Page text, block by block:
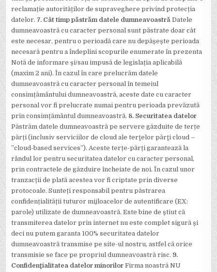
reclamație autorităților de supraveghere privind protecția
datelor. 7. Cât timp păstrăm datele dumneavoastră Datele
dumneavoastră cu caracter personal sunt păstrate doar cât
este necesar, pentru o perioadă care nu depășește perioada
necesară pentru a îndeplini scopurile enumerate în prezenta
Notă de informare și/sau impusă de legislația aplicabilă
(maxim 2 ani). În cazul în care prelucrăm datele
dumneavoastră cu caracter personal în temeiul
consimțământului dumneavoastră, aceste date cu caracter
personal vor fi prelucrate numai pentru perioada prevăzută
prin consimțământul dumneavoastră. 8. Securitatea datelor
Păstrăm datele dumneavoastră pe servere găzduite de terțe
părți (inclusiv serviciilor de cloud ale terţelor părţi cloud –
”cloud-based services”). Aceste terțe-părți garantează la
rândul lor pentru securitatea datelor cu caracter personal,
prin contractele de găzduire încheiate de noi. În cazul unor
tranzacții de plată acestea vor fi criptate prin diverse
protocoale. Sunteți responsabil pentru păstrarea
confidențialității tuturor mijloacelor de autentificare (EX:
parole) utilizate de dumneavoastră. Este bine de știut că
transmiterea datelor prin internet nu este complet sigură și
deci nu putem garanta 100% securitatea datelor
dumneavoastră transmise pe site-ul nostru, astfel că orice
transmisie se face pe propriul dumneavoastră risc. 9.
Confidenţialitatea datelor minorilor Firma noastră NU